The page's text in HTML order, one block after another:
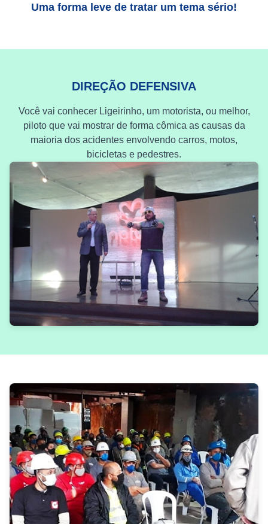
Uma forma leve de tratar um tema sério!
DIREÇÃO DEFENSIVA
Você vai conhecer Ligeirinho, um motorista, ou melhor,
piloto que vai mostrar de forma cômica as causas da
maioria dos acidentes envolvendo carros, motos,
bicicletas e pedestres.